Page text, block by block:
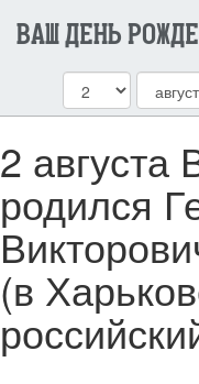
ВАШ ДЕНЬ
2 августа
родился
(в